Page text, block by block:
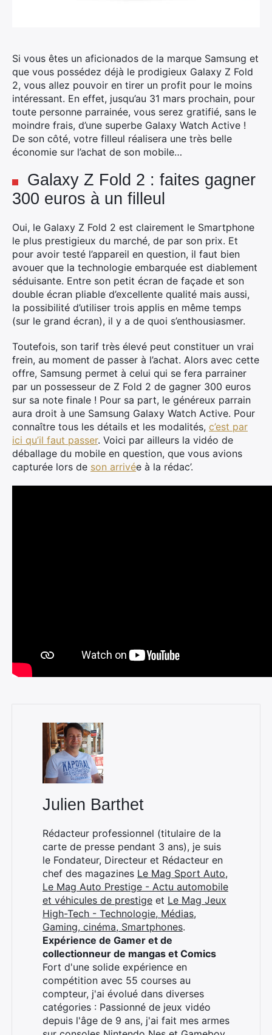
Si vous êtes un aficionados de la marque Samsung et
que vous possédez déjà le prodigieux Galaxy Z Fold
2, vous allez pouvoir en tirer un profit pour le moins
intéressant. En effet, jusqu’au 31 mars prochain, pour
toute personne parrainée, vous serez gratifié, sans le
moindre frais, d’une superbe Galaxy Watch Active !
De son côté, votre filleul réalisera une très belle
économie sur l’achat de son mobile…
Galaxy Z Fold 2 : faites gagner
300 euros à un filleul
Oui, le Galaxy Z Fold 2 est clairement le Smartphone
le plus prestigieux du marché, de par son prix. Et
pour avoir testé l’appareil en question, il faut bien
avouer que la technologie embarquée est diablement
séduisante. Entre son petit écran de façade et son
double écran pliable d’excellente qualité mais aussi,
la possibilité d’utiliser trois applis en même temps
(sur le grand écran), il y a de quoi s’enthousiasmer.
Toutefois, son tarif très élevé peut constituer un vrai
frein, au moment de passer à l’achat. Alors avec cette
offre, Samsung permet à celui qui se fera parrainer
par un possesseur de Z Fold 2 de gagner 300 euros
sur sa note finale ! Pour sa part, le généreux parrain
aura droit à une Samsung Galaxy Watch Active. Pour
connaître tous les détails et les modalités, c’est par
ici qu’il faut passer. Voici par ailleurs la vidéo de
déballage du mobile en question, que vous avions
capturée lors de son arrivée à la rédac’.
Julien Barthet
Rédacteur professionnel (titulaire de la
carte de presse pendant 3 ans), je suis
le Fondateur, Directeur et Rédacteur en
chef des magazines Le Mag Sport Auto,
Le Mag Auto Prestige - Actu automobile
et véhicules de prestige et Le Mag Jeux
High-Tech - Technologie, Médias,
Gaming, cinéma, Smartphones.
Expérience de Gamer et de
collectionneur de mangas et Comics
Fort d'une solide expérience en
compétition avec 55 courses au
compteur, j'ai évolué dans diverses
catégories : Passionné de jeux vidéo
depuis l'âge de 9 ans, j'ai fait mes armes